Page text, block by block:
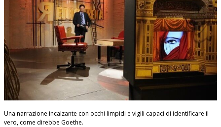
Una narrazione incalzante con occhi limpidi e vigili capaci di identificare il
vero, come direbbe Goethe.